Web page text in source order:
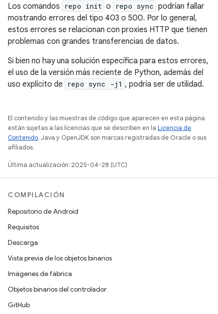
Los comandos repo init o repo sync podrían fallar
mostrando errores del tipo 403 o 500. Por lo general,
estos errores se relacionan con proxies HTTP que tienen
problemas con grandes transferencias de datos.
Si bien no hay una solución específica para estos errores,
el uso de la versión más reciente de Python, además del
uso explícito de
repo sync -j1 , podría ser de utilidad.
El contenido y las muestras de código que aparecen en esta página
están sujetas a las licencias que se describen en la Licencia de
Contenido. Java y OpenJDK son marcas registradas de Oracle o sus
afiliados.
Última actualización: 2025-04-28 (UTC)
COMPILACIÓN
Repositorio de Android
Requisitos
Descarga
Vista previa de los objetos binarios
Imágenes de fábrica
Objetos binarios del controlador
GitHub